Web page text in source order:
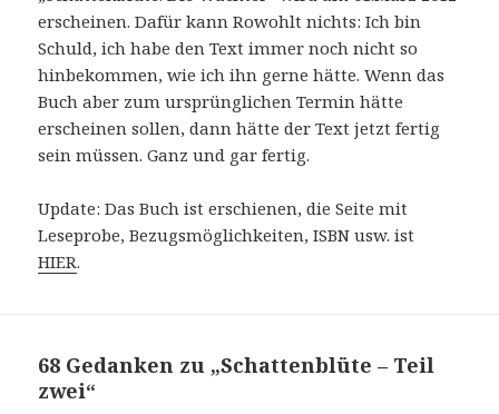
erscheinen. Dafür kann Rowohlt nichts: Ich bin
Schuld, ich habe den Text immer noch nicht so
hinbekommen, wie ich ihn gerne hätte. Wenn das
Buch aber zum ursprünglichen Termin hätte
erscheinen sollen, dann hätte der Text jetzt fertig
sein müssen. Ganz und gar fertig.
Update: Das Buch ist erschienen, die Seite mit
Leseprobe, Bezugsmöglichkeiten, ISBN usw. ist
HIER.
68 Gedanken zu „Schattenblüte – Teil
zwei“